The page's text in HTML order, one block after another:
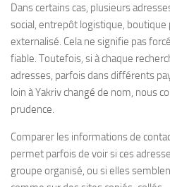
Dans certains cas, plusieurs
social, entrepôt logistique,
externalisé. Cela ne signifie pas
fiable. Toutefois, si à chaque
adresses, parfois dans différents
loin à Yakriv changé de nom, nous
prudence.
Comparer les informations de
permet parfois de voir si ces
groupe organisé, ou si elles